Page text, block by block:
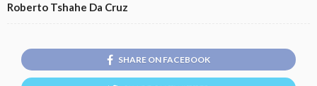
Roberto Tshahe Da Cruz
SHARE ON FACEBOOK